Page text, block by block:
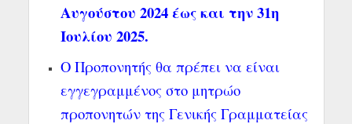
Αυγούστου 2024 έως και την 31η
Ιουλίου 2025.
Ο Προπονητής θα πρέπει να είναι
εγγεγραμμένος στο μητρώο
προπονητών της Γενικής Γραμματείας